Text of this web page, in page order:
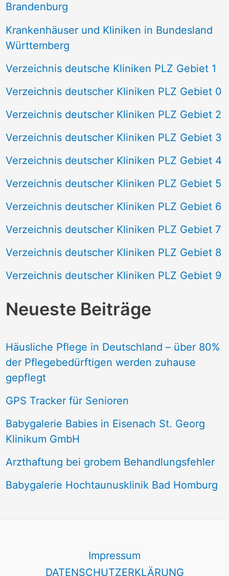
Brandenburg
Krankenhäuser und Kliniken in Bundesland
Württemberg
Verzeichnis deutsche Kliniken PLZ Gebiet 1
Verzeichnis deutscher Kliniken PLZ Gebiet 0
Verzeichnis deutscher Kliniken PLZ Gebiet 2
Verzeichnis deutscher Kliniken PLZ Gebiet 3
Verzeichnis deutscher Kliniken PLZ Gebiet 4
Verzeichnis deutscher Kliniken PLZ Gebiet 5
Verzeichnis deutscher Kliniken PLZ Gebiet 6
Verzeichnis deutscher Kliniken PLZ Gebiet 7
Verzeichnis deutscher Kliniken PLZ Gebiet 8
Verzeichnis deutscher Kliniken PLZ Gebiet 9
Neueste Beiträge
Häusliche Pflege in Deutschland – über 80%
der Pflegebedürftigen werden zuhause
gepflegt
GPS Tracker für Senioren
Babygalerie Babies in Eisenach St. Georg
Klinikum GmbH
Arzthaftung bei grobem Behandlungsfehler
Babygalerie Hochtaunusklinik Bad Homburg
Impressum
DATENSCHUTZERKLÄRUNG